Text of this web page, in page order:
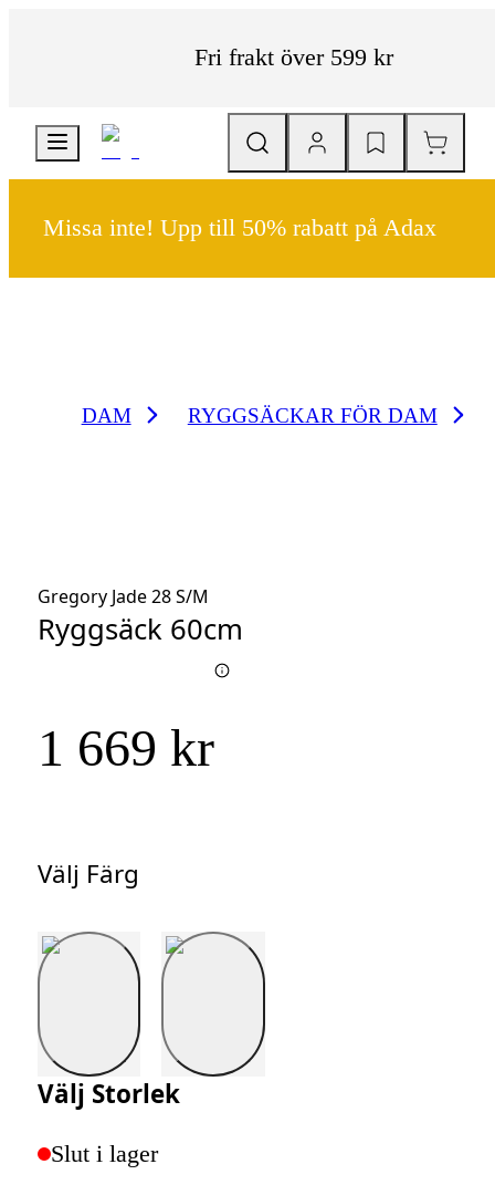
Fri frakt över 599 kr
Missa inte! Upp till 50% rabatt på Adax
DAM RYGGSÄCKAR FÖR DAM
Gregory Jade 28 S/M
Ryggsäck 60cm
1 669 kr
Välj Färg
Välj Färg
Välj Storlek
Slut i lager